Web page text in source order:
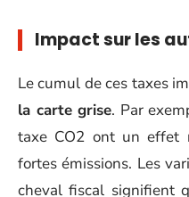
Impact sur les
Le cumul de ces taxes
la carte grise. Par
taxe CO2 ont un effet
fortes émissions. Les
cheval fiscal signifient